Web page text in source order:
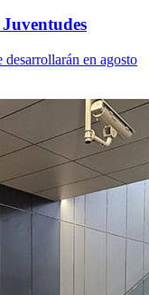
desarrollarán en agosto